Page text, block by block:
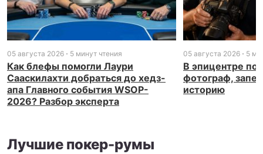
05 августа 2026 5 минут чтения
Как блефы помогли Лаури
Сааскилахти добраться до хедз-
апа Главного события WSOP-
2026? Разбор эксперта
05 августа 2026 5
В эпицентре
фотограф,
историю
Лучшие покер-румы